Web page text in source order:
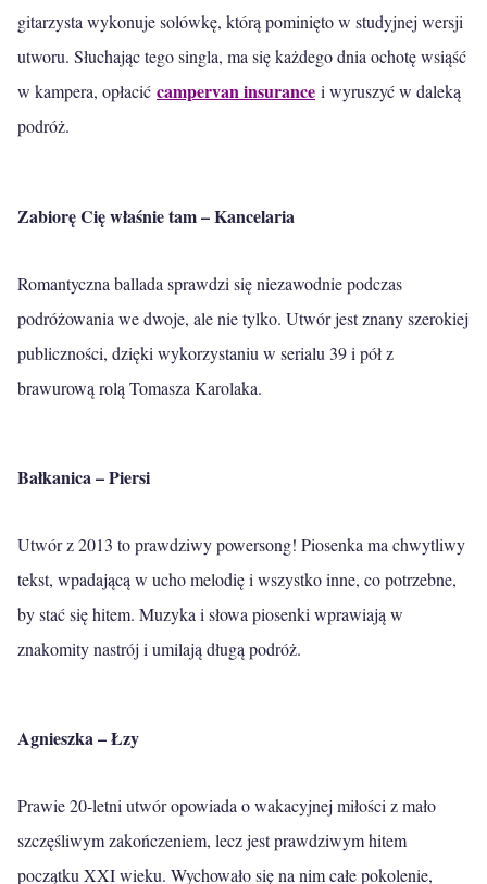
gitarzysta wykonuje solówkę, którą pominięto w studyjnej wersji
utworu. Słuchając tego singla, ma się każdego dnia ochotę wsiąść
w kampera, opłacić campervan insurance i wyruszyć w daleką
podróż.
Zabiorę Cię właśnie tam – Kancelaria
Romantyczna ballada sprawdzi się niezawodnie podczas
podróżowania we dwoje, ale nie tylko. Utwór jest znany szerokiej
publiczności, dzięki wykorzystaniu w serialu 39 i pół z
brawurową rolą Tomasza Karolaka.
Bałkanica – Piersi
Utwór z 2013 to prawdziwy powersong! Piosenka ma chwytliwy
tekst, wpadającą w ucho melodię i wszystko inne, co potrzebne,
by stać się hitem. Muzyka i słowa piosenki wprawiają w
znakomity nastrój i umilają długą podróż.
Agnieszka – Łzy
Prawie 20-letni utwór opowiada o wakacyjnej miłości z mało
szczęśliwym zakończeniem, lecz jest prawdziwym hitem
początku XXI wieku. Wychowało się na nim całe pokolenie,